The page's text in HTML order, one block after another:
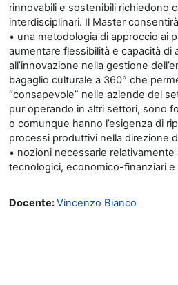
rinnovabili e sostenibili richiedono
interdisciplinari. Il Master
• una metodologia di approccio ai
aumentare flessibilità e capacità di
all’innovazione nella gestione
bagaglio culturale a 360° che
“consapevole” nelle aziende del
pur operando in altri settori, sono
o comunque hanno l’esigenza di
processi produttivi nella direzione
• nozioni necessarie
tecnologici, economico-finanziari
Docente:Vincenzo Bianco